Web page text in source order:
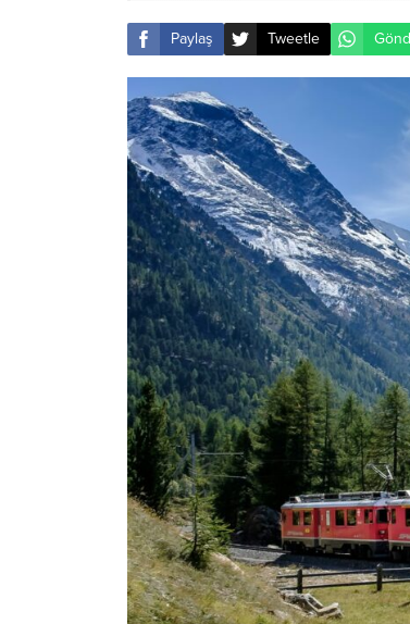
Paylaş Tweetle